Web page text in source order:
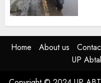
Home About us
UP